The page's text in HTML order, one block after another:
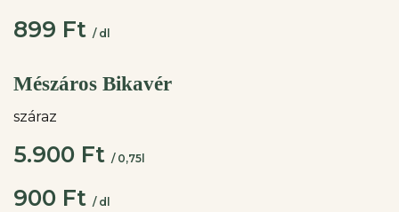
899 Ft / dl
Mészáros Bikavér
száraz
5.900 Ft / 0,75l
900 Ft / dl